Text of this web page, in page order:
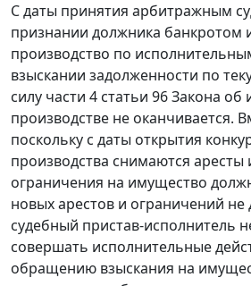
С даты принятия арбитражным
признании должника банкротом
производство по
взыскании задолженности по
силу части 4 статьи 96Закона об
производстве не оканчивается.
поскольку с даты открытия
производства снимаются аресты
ограничения на имущество
новых арестов и ограничений не
судебный пристав-исполнитель
совершать исполнительные
обращению взыскания на